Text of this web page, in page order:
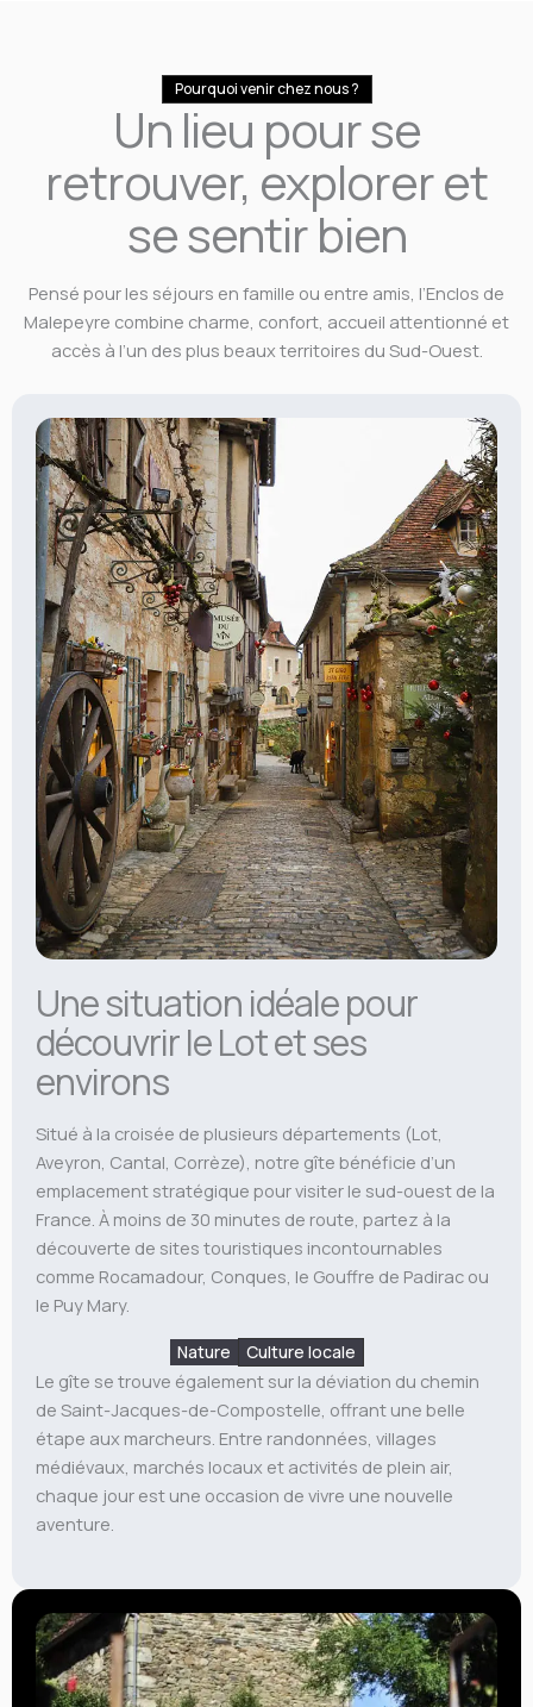
Pourquoi venir chez nous ?
Un lieu pour se
retrouver, explorer et
se sentir bien
Pensé pour les séjours en famille ou entre amis, l’Enclos de
Malepeyre combine charme, confort, accueil attentionné et
accès à l’un des plus beaux territoires du Sud-Ouest.
Une situation idéale pour
découvrir le Lot et ses
environs
Situé à la croisée de plusieurs départements (Lot,
Aveyron, Cantal, Corrèze), notre gîte bénéficie d’un
emplacement stratégique pour visiter le sud-ouest de la
France. À moins de 30 minutes de route, partez à la
découverte de sites touristiques incontournables
comme Rocamadour, Conques, le Gouffre de Padirac ou
le Puy Mary.
Nature Culture locale
Le gîte se trouve également sur la déviation du chemin
de Saint-Jacques-de-Compostelle, offrant une belle
étape aux marcheurs. Entre randonnées, villages
médiévaux, marchés locaux et activités de plein air,
chaque jour est une occasion de vivre une nouvelle
aventure.